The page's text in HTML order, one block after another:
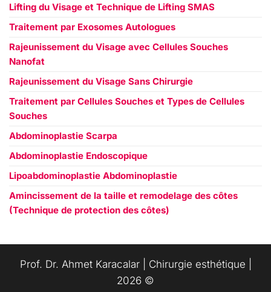
Lifting du Visage et Technique de Lifting SMAS
Traitement par Exosomes Autologues
Rajeunissement du Visage avec Cellules Souches
Nanofat
Rajeunissement du Visage Sans Chirurgie
Traitement par Cellules Souches et Types de Cellules
Souches
Abdominoplastie Scarpa
Abdominoplastie Endoscopique
Lipoabdominoplastie Abdominoplastie
Amincissement de la taille et remodelage des côtes
(Technique de protection des côtes)
Prof. Dr. Ahmet Karacalar | Chirurgie esthétique |
2026 ©️